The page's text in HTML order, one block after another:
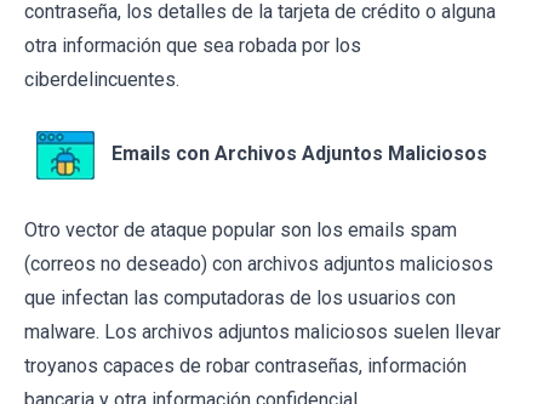
contraseña, los detalles de la tarjeta de crédito o alguna
otra información que sea robada por los
ciberdelincuentes.
Emails con Archivos Adjuntos Maliciosos
Otro vector de ataque popular son los emails spam
(correos no deseado) con archivos adjuntos maliciosos
que infectan las computadoras de los usuarios con
malware. Los archivos adjuntos maliciosos suelen llevar
troyanos capaces de robar contraseñas, información